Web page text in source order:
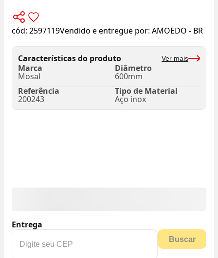
cód: 2597119Vendido e entregue por: AMOEDO - BR
Características do produto Ver mais
Marca
Mosal
Diâmetro
600mm
Referência
200243
Tipo de Material
Aço inox
Entrega
Buscar